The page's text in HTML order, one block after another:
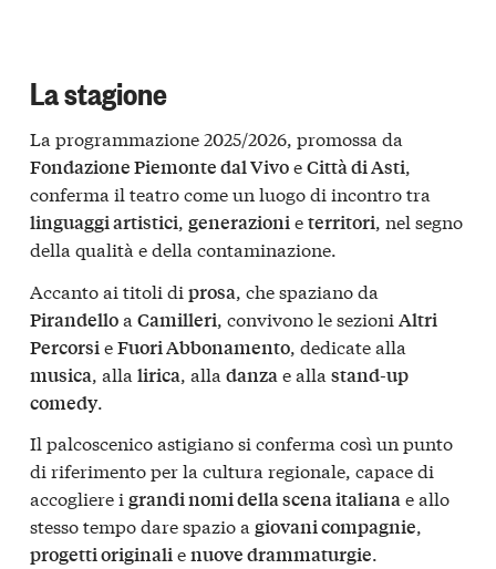
La stagione
La programmazione 2025/2026, promossa da
Fondazione Piemonte dal VivoeCittà di Asti,
conferma il teatro come un luogo di incontro tra
linguaggi artistici, generazionieterritori, nel segno
della qualità e della contaminazione.
Accanto ai titoli di prosa, che spaziano da
Pirandelloa Camilleri, convivono le sezioni Altri
PercorsieFuori Abbonamento, dedicate alla
musica, alla lirica, alla danzae alla stand-up
comedy.
Il palcoscenico astigiano si conferma così un punto
di riferimento per la cultura regionale, capace di
accogliere i grandi nomi della scena italianae allo
stesso tempo dare spazio a giovani compagnie,
progetti originalienuove drammaturgie.